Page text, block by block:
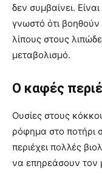
δεν συμβαίνει.
γνωστό ότι βοηθούν
λίπους στους
μεταβολισμό.
Ο καφές
Ουσίες στους
ρόφημα στο ποτήρι
περιέχει πολλές
να επηρεάσουν τον